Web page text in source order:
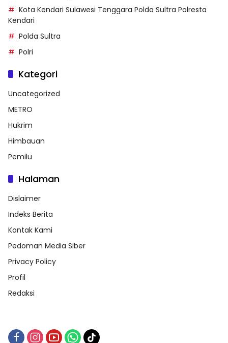
Kota Kendari Sulawesi Tenggara Polda Sultra Polresta
Kendari
Polda Sultra
Polri
Kategori
Uncategorized
METRO
Hukrim
Himbauan
Pemilu
Halaman
Dislaimer
Indeks Berita
Kontak Kami
Pedoman Media Siber
Privacy Policy
Profil
Redaksi